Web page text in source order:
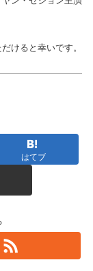
けると幸いです。
はてブ